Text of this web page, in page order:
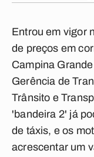
Entrou em vigor
de preços em
Campina
Gerência de
Trânsito e
'bandeira 2' já
de táxis, e os
acrescentar um